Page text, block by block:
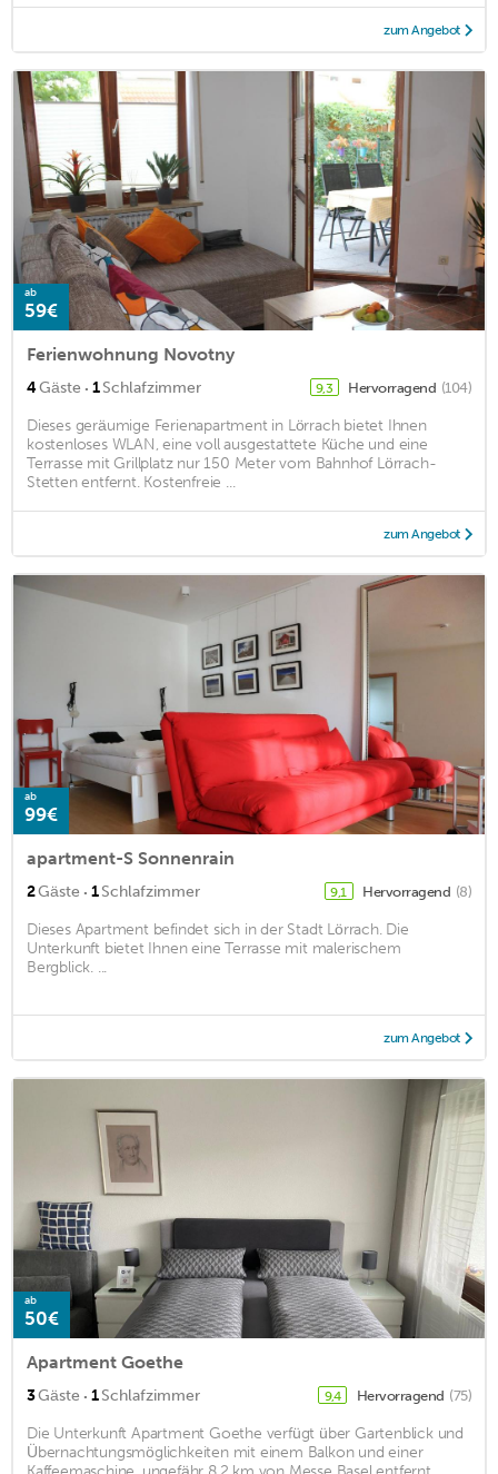
zum Angebot
ab
59€
Ferienwohnung Novotny
4Gäste · 1Schlafzimmer 9,3 Hervorragend (104)
Dieses geräumige Ferienapartment in Lörrach bietet Ihnen
kostenloses WLAN, eine voll ausgestattete Küche und eine
Terrasse mit Grillplatz nur 150 Meter vom Bahnhof Lörrach-
Stetten entfernt. Kostenfreie ...
zum Angebot
ab
99€
apartment-S Sonnenrain
2Gäste · 1Schlafzimmer 9,1 Hervorragend (8)
Dieses Apartment befindet sich in der Stadt Lörrach. Die
Unterkunft bietet Ihnen eine Terrasse mit malerischem
Bergblick. ...
zum Angebot
ab
50€
Apartment Goethe
3Gäste · 1Schlafzimmer 9,4 Hervorragend (75)
Die Unterkunft Apartment Goethe verfügt über Gartenblick und
Übernachtungsmöglichkeiten mit einem Balkon und einer